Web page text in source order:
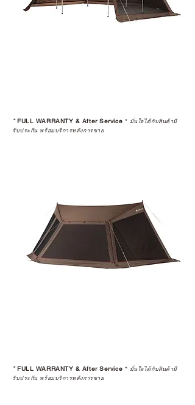
ตรงนี้
https://www.campstudio.co.th/
*FULL WARRANTY & After Service * มั่นใจได้กับสินค้ามี
รับประกัน พร้อมบริการหลังการขาย
*FULL WARRANTY & After Service * มั่นใจได้กับสินค้ามี
รับประกัน พร้อมบริการหลังการขาย